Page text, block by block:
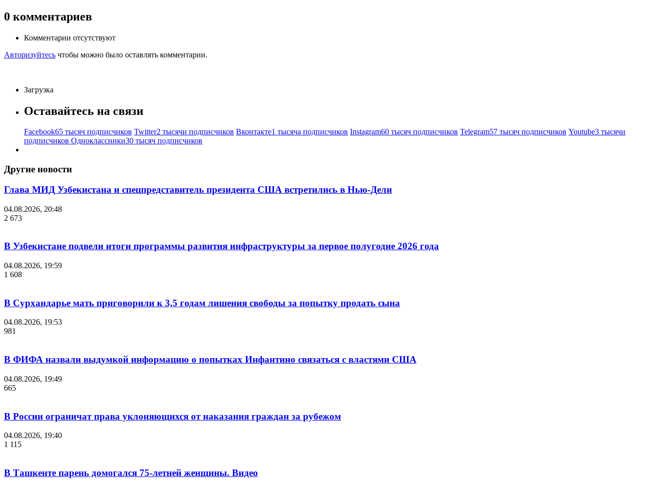
0 комментариев
Комментарии отсутствуют
Авторизуйтесь чтобы можно было оставлять комментарии.
Загрузка
Оставайтесь на связи
Facebook65 тысяч подписчиков Twitter2 тысячи подписчиков Вконтакте1 тысяча подписчиков Instagram60 тысяч подписчиков Telegram57 тысяч подписчиков Youtube3 тысячи
подписчиков Одноклассники30 тысяч подписчиков
Другие новости
Глава МИД Узбекистана и спецпредставитель президента США встретились в Нью-Дели
04.08.2026, 20:48
2 673
В Узбекистане подвели итоги программы развития инфраструктуры за первое полугодие 2026 года
04.08.2026, 19:59
1 608
В Сурхандарье мать приговорили к 3,5 годам лишения свободы за попытку продать сына
04.08.2026, 19:53
981
В ФИФА назвали выдумкой информацию о попытках Инфантино связаться с властями США
04.08.2026, 19:49
665
В России ограничат права уклоняющихся от наказания граждан за рубежом
04.08.2026, 19:40
1 115
В Ташкенте парень домогался 75-летней женщины. Видео